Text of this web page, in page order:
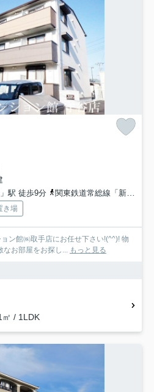
駅 徒歩9分
関東鉄道常総線「新守谷」駅 徒歩24分
き場
ン館㈱取手店にお任せ下さい!(^^)! 物
なお部屋をお探し... もっと見る
㎡ / 1LDK